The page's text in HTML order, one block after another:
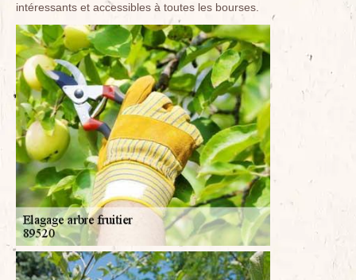
intéressants et accessibles à toutes les bourses.